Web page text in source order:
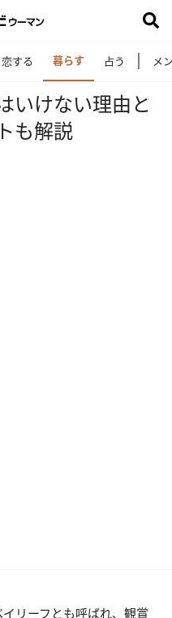
恋する 暮らす 占う メ
いけない理由と
も解説
リーフとも呼ばれ、観賞